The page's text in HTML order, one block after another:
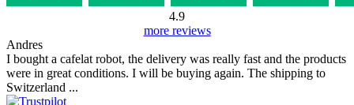
4.9
more reviews
Andres
I bought a cafelat robot, the delivery was really fast and the products
were in great conditions. I will be buying again. The shipping to
Switzerland ...